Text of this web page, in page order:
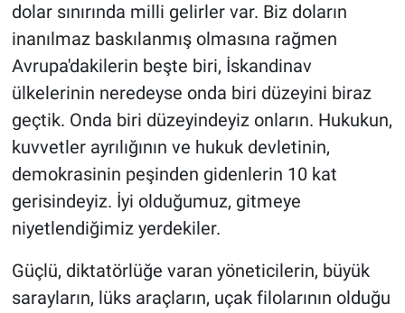
dolar sınırında milli gelirler var. Biz doların
inanılmaz baskılanmış olmasına rağmen
Avrupa'dakilerin beşte biri, İskandinav
ülkelerinin neredeyse onda biri düzeyini biraz
geçtik. Onda biri düzeyindeyiz onların. Hukukun,
kuvvetler ayrılığının ve hukuk devletinin,
demokrasinin peşinden gidenlerin 10 kat
gerisindeyiz. İyi olduğumuz, gitmeye
niyetlendiğimiz yerdekiler.
Güçlü, diktatörlüğe varan yöneticilerin, büyük
sarayların, lüks araçların, uçak filolarının olduğu